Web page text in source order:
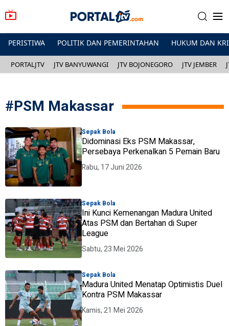
PERISTIWA POLITIK DAN PEMERINTAHAN HUKUM DAN
PORTALJTV JTV BANYUWANGI JTV BOJONEGORO JTV JEMBER
#PSM Makassar
Sepak Bola
Didominasi Eks PSM Makassar,
Persebaya Perkenalkan 5 Pemain Baru
Rabu, 17 Juni 2026
Sepak Bola
Ini Kunci Kemenangan Madura United
Atas PSM dan Bertahan di Super
League
Sabtu, 23 Mei 2026
Sepak Bola
Madura United Menatap Optimistis Duel
Kontra PSM Makassar
Kamis, 21 Mei 2026